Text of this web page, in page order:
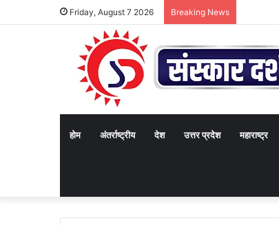
Friday, August 7 2026 Breaking News
होम अंतर्राष्ट्रीय देश उत्तर प्रदेश महाराष्ट्र